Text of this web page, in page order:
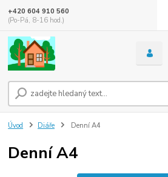
+420 604 910 560
(Po-Pá, 8-16 hod.)
Úvod Diáře Denní A4
Denní A4